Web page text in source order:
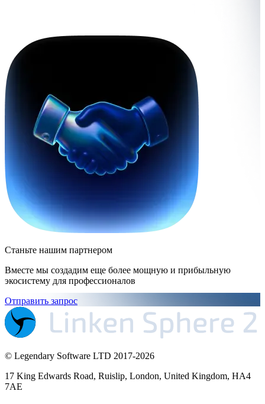
Станьте нашим партнером
Вместе мы создадим еще более мощную и прибыльную
экосистему для профессионалов
Отправить запрос
© Legendary Software LTD 2017-2026
17 King Edwards Road, Ruislip, London, United Kingdom, HA4
7AE